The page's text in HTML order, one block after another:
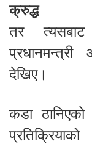
क्रुद्ध
तर
देखिए।
कडा